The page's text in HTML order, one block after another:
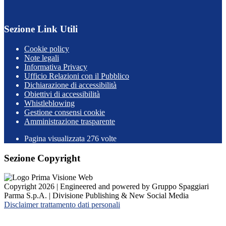
Sezione Link Utili
Cookie policy
Note legali
Informativa Privacy
Ufficio Relazioni con il Pubblico
Dichiarazione di accessibilità
Obiettivi di accessibilità
Whistleblowing
Gestione consensi cookie
Amministrazione trasparente
Pagina visualizzata 276 volte
Sezione Copyright
Copyright 2026 | Engineered and powered by Gruppo Spaggiari
Parma S.p.A. | Divisione Publishing & New Social Media
Disclaimer trattamento dati personali